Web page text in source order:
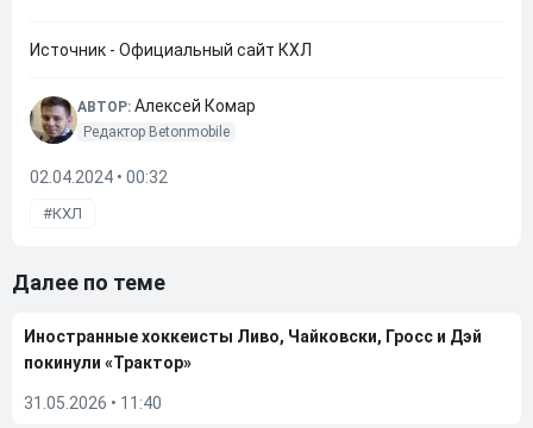
Источник - Официальный сайт КХЛ
АВТОР: Алексей Комар
Редактор Betonmobile
02.04.2024 • 00:32
КХЛ
Далее по теме
Иностранные хоккеисты Ливо, Чайковски, Гросс и Дэй
покинули «Трактор»
31.05.2026 • 11:40